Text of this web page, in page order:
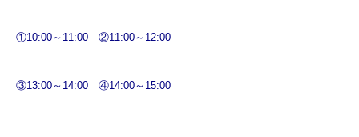
①10:00～11:00 ②11:00～12:00
③13:00～14:00 ④14:00～15:00